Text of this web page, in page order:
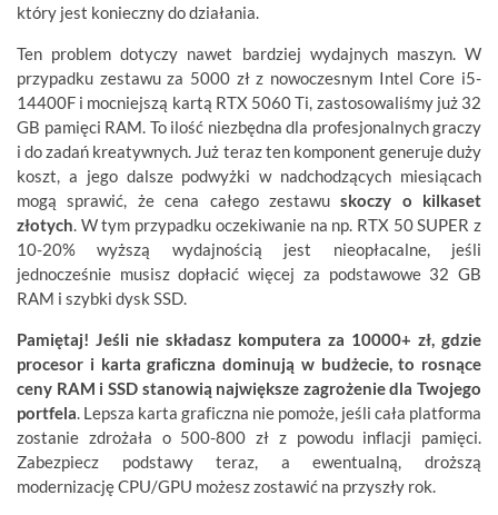
który jest konieczny do działania.
Ten problem dotyczy nawet bardziej wydajnych maszyn. W
przypadku zestawu za 5000 zł z nowoczesnym Intel Core i5-
14400F i mocniejszą kartą RTX 5060 Ti, zastosowaliśmy już 32
GB pamięci RAM. To ilość niezbędna dla profesjonalnych graczy
i do zadań kreatywnych. Już teraz ten komponent generuje duży
koszt, a jego dalsze podwyżki w nadchodzących miesiącach
mogą sprawić, że cena całego zestawuskoczy o kilkaset
złotych. W tym przypadku oczekiwanie na np. RTX 50 SUPER z
10-20% wyższą wydajnością jest nieopłacalne, jeśli
jednocześnie musisz dopłacić więcej za podstawowe 32 GB
RAM i szybki dysk SSD.
Pamiętaj! Jeśli nie składasz komputera za 10000+ zł, gdzie
procesor i karta graficzna dominują w budżecie, to rosnące
ceny RAM i SSD stanowią największe zagrożenie dla Twojego
portfela. Lepsza karta graficzna nie pomoże, jeśli cała platforma
zostanie zdrożała o 500-800 zł z powodu inflacji pamięci.
Zabezpiecz podstawy teraz, a ewentualną, droższą
modernizację CPU/GPU możesz zostawić na przyszły rok.